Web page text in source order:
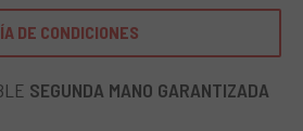
y profesionales, la
para una amplia gama de
desde la fotografía de paisajes
compacto la hace ideal para
imágenes extraordinarias
DE CONDICIONES
SEGUNDA MANO GARANTIZADA